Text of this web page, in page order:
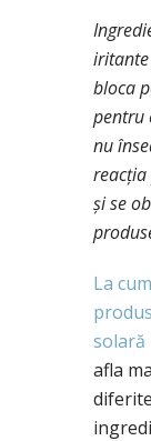
bloca
pentru
nu
și se
La
solară
afla